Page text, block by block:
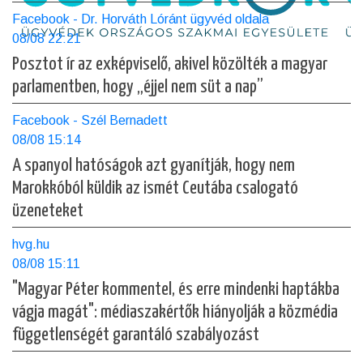
Facebook - Dr. Horváth Lóránt ügyvéd oldala
08/08 22:21
Posztot ír az exképviselő, akivel közölték a magyar
parlamentben, hogy „éjjel nem süt a nap”
Facebook - Szél Bernadett
08/08 15:14
A spanyol hatóságok azt gyanítják, hogy nem
Marokkóból küldik az ismét Ceutába csalogató
üzeneteket
hvg.hu
08/08 15:11
"Magyar Péter kommentel, és erre mindenki haptákba
vágja magát": médiaszakértők hiányolják a közmédia
függetlenségét garantáló szabályozást